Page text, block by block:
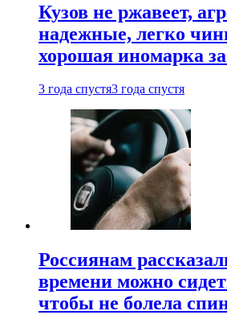
Кузов не ржавеет,
надежные, легко
хорошая иномарка за
3 года спустя3 года спустя
Россиянам
времени можно
чтобы не болела